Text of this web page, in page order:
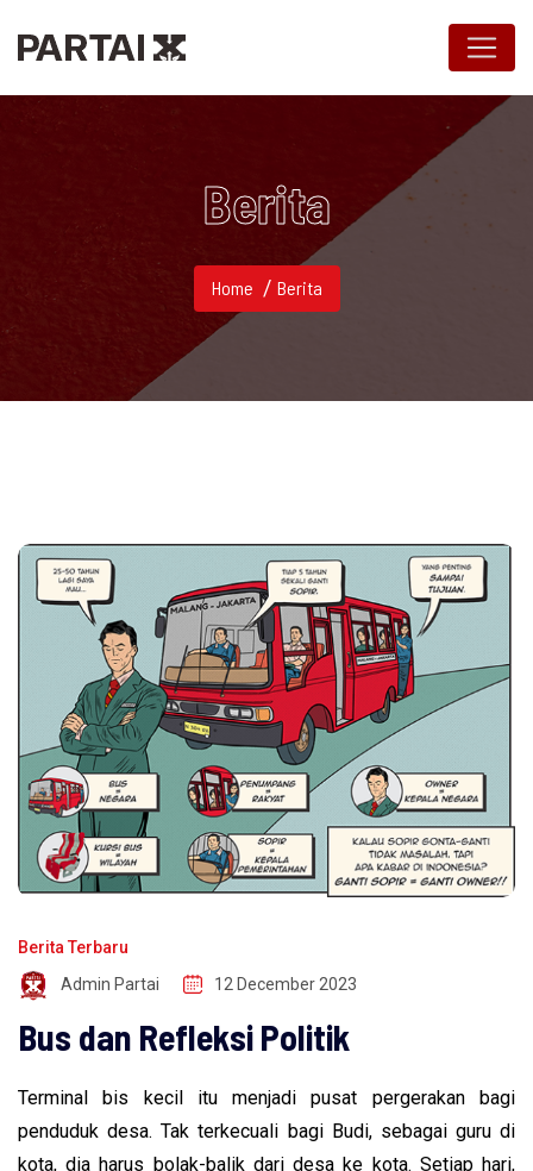
Berita
Home Berita
Berita Terbaru
Admin Partai
12 December 2023
Bus dan Refleksi Politik
Terminal bis kecil itu menjadi pusat pergerakan bagi
penduduk desa. Tak terkecuali bagi Budi, sebagai guru di
kota, dia harus bolak-balik dari desa ke kota. Setiap hari,